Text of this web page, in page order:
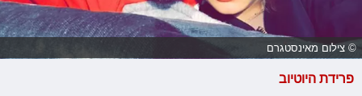
© צילום מאינסטגרם
פרידת היוטיוב